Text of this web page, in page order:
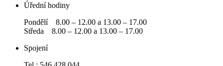
Úřední hodiny
Pondělí 8.00 – 12.00 a 13.00 – 17.00
Středa 8.00 – 12.00 a 13.00 – 17.00
Spojení